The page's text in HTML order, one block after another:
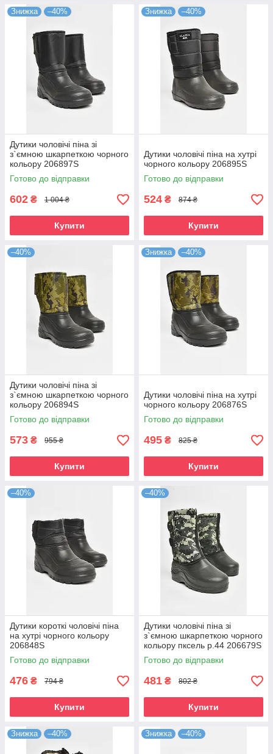
Знижка –40%
Дутики чоловічі піна зі
з`ємною шкарпеткою чорного
кольору 206897S
Готово до відправки
602 ₴ 1 004 ₴
Купити
Знижка –40%
Дутики чоловічі піна на хутрі
чорного кольору 206895S
Готово до відправки
524 ₴ 874 ₴
Купити
–40%
Дутики чоловічі піна зі
з`ємною шкарпеткою чорного
кольору 206894S
Готово до відправки
573 ₴ 955 ₴
Купити
Знижка –40%
Дутики чоловічі піна на хутрі
чорного кольору 206876S
Готово до відправки
495 ₴ 825 ₴
Купити
–40%
Дутики короткі чоловічі піна
на хутрі чорного кольору
206848S
Готово до відправки
476 ₴ 794 ₴
Купити
–40%
Дутики чоловічі піна зі
з`ємною шкарпеткою чорного
кольору пксель р.44 206679S
Готово до відправки
481 ₴ 802 ₴
Купити
Знижка –40% Знижка –40%